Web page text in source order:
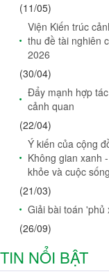
(11/05)
Viện Kiến trúc
thu đề tài nghiên
2026
(30/04)
Đẩy mạnh hợp
cảnh quan
(22/04)
Ý kiến của cộng
Không gian xanh
khỏe và cuộc
(21/03)
Giải bài toán
(26/09)
TIN NỔI BẬT